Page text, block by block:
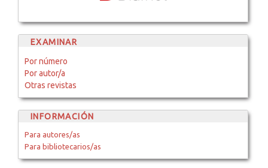
EXAMINAR
Por número
Por autor/a
Otras revistas
INFORMACIÓN
Para autores/as
Para bibliotecarios/as